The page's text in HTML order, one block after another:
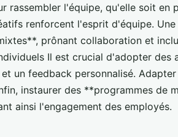
rassembler l'équipe, qu'elle soit en
renforcent l'esprit d'équipe.
prônant collaboration et
Il est crucial d'adopter des
un feedback personnalisé.
instaurer des **programmes de
ainsi l'engagement des employés.